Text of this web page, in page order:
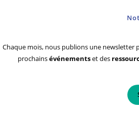
Chaque mois, nous publions une
prochainsévénementset des